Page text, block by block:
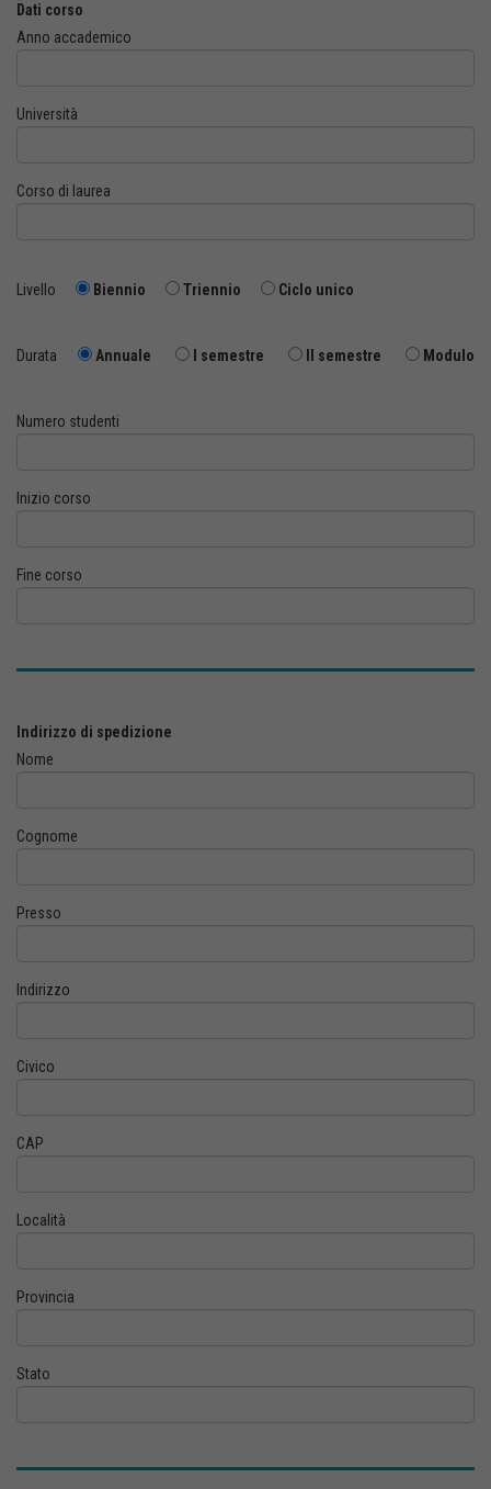
Dati corso
Anno accademico
Università
Corso di laurea
Livello Biennio Triennio Ciclo unico
Durata Annuale I semestre II semestre Modulo
Numero studenti
Inizio corso
Fine corso
Indirizzo di spedizione
Nome
Cognome
Presso
Indirizzo
Civico
CAP
Località
Provincia
Stato